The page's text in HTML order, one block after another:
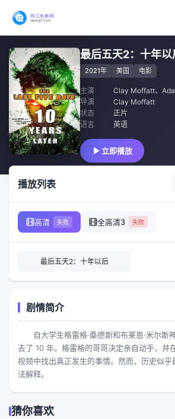
最后五天2：十年以
2021年 美国 电影
主演 Clay Moffatt、
导演
Clay Moffatt
状态
正片
语言
英语
立即播放
播放列表
高清 失败 全高清3 失败
最后五天2：十年以后
剧情简介
自大学生格雷格·桑德斯和布莱恩·米尔斯
去了 10 年。格雷格的哥哥决定亲自动手，并
视频中找出真正发生的事情。然而，历史似
法解释。
猜你喜欢